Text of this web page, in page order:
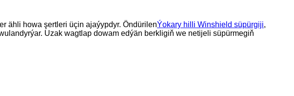
ähli howa şertleri üçin ajaýypdyr. ÖndürilenÝokary hilli Winshield süpürgiji,
Uzak wagtlap dowam edýän berkligiň we netijeli süpürmegiň